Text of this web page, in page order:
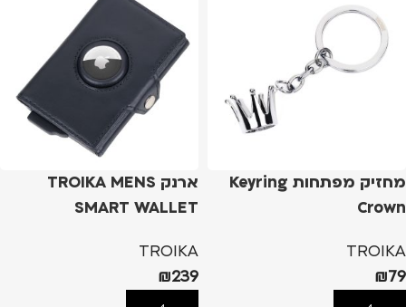
מחזיק מפתחות Keyring
Crown
TROIKA
₪79
ארנק TROIKA MENS
SMART WALLET
TROIKA
₪239